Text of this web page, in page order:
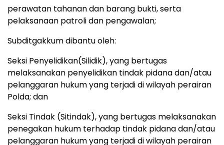
perawatan tahanan dan barang bukti, serta
pelaksanaan patroli dan pengawalan;
Subditgakkum dibantu oleh:
Seksi Penyelidikan(Silidik), yang bertugas
melaksanakan penyelidikan tindak pidana dan/atau
pelanggaran hukum yang terjadi di wilayah perairan
Polda; dan
Seksi Tindak (Sitindak), yang bertugas melaksanakan
penegakan hukum terhadap tindak pidana dan/atau
pelanggaran hukum yang terjadi di wilayah perairan